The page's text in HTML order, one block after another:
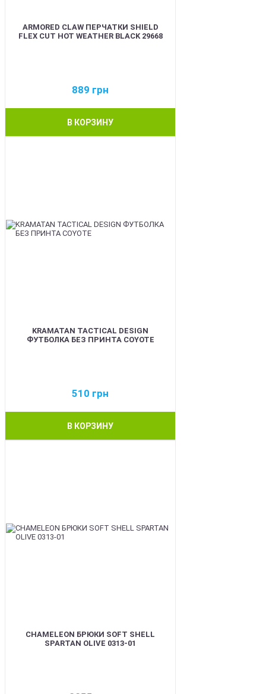
ARMORED CLAW ПЕРЧАТКИ SHIELD
FLEX CUT HOT WEATHER BLACK 29668
889 грн
В КОРЗИНУ
KRAMATAN TACTICAL DESIGN
ФУТБОЛКА БЕЗ ПРИНТА COYOTE
510 грн
В КОРЗИНУ
CHAMELEON БРЮКИ SOFT SHELL
SPARTAN OLIVE 0313-01